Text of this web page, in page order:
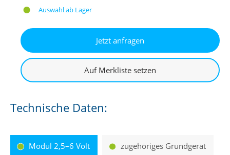
Auswahl ab Lager
Technische Daten:
Modul 2,5–6 Volt zugehöriges Grundgerät